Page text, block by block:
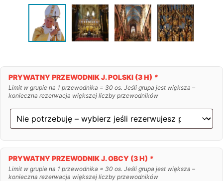
PRYWATNY PRZEWODNIK J. POLSKI (3 H) *
Limit w grupie na 1 przewodnika = 30 os. Jeśli grupa jest większa –
konieczna rezerwacja większej liczby przewodników
PRYWATNY PRZEWODNIK J. OBCY (3 H) *
Limit w grupie na 1 przewodnika = 30 os. Jeśli grupa jest większa –
konieczna rezerwacja większej liczby przewodników